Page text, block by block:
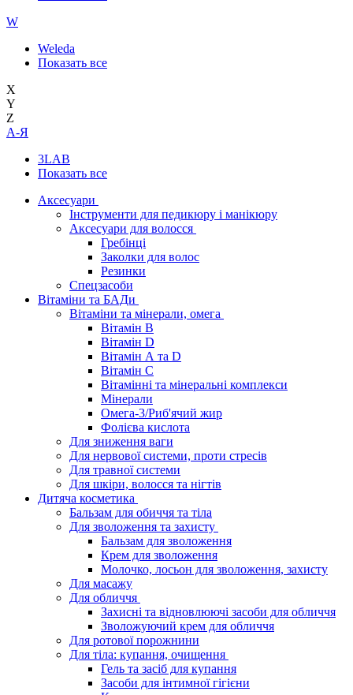
W
Weleda
Показать все
X
Y
Z
А-Я
3LAB
Показать все
Аксесуари
Інструменти для педикюру і манікюру
Аксесуари для волосся
Гребінці
Заколки для волос
Резинки
Спецзасоби
Вітаміни та БАДи
Вітаміни та мінерали, омега
Вітамін B
Вітамін D
Вітамін А та D
Вітамін С
Вітамінні та мінеральні комплекси
Мінерали
Омега-3/Риб'ячий жир
Фолієва кислота
Для зниження ваги
Для нервової системи, проти стресів
Для травної системи
Для шкіри, волосся та нігтів
Дитяча косметика
Бальзам для обиччя та тіла
Для зволоження та захисту
Бальзам для зволоження
Крем для зволоження
Молочко, лосьон для зволоження, захисту
Для масажу
Для обличчя
Захисні та відновлюючі засоби для обличчя
Зволожуючий крем для обличчя
Для ротової порожнини
Для тіла: купання, очищення
Гель та засіб для купання
Засоби для інтимної гігієни